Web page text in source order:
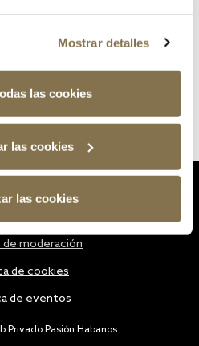
Mostrar detalles
las cookies
las cookies
las cookies
Privado Pasión Habanos.
de moderación
de cookies
de eventos